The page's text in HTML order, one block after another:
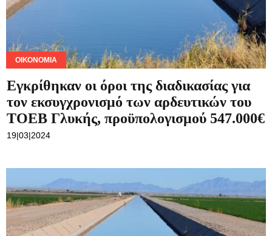
ΟΙΚΟΝΟΜΊΑ
Εγκρίθηκαν οι όροι της διαδικασίας για
τον εκσυγχρονισμό των αρδευτικών του
ΤΟΕΒ Γλυκής, προϋπολογισμού 547.000€
19|03|2024